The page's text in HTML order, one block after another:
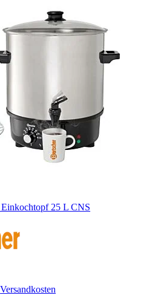
25 L CNS
Versandkosten